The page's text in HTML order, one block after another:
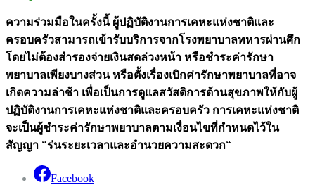
ความร่วมมือในครั้งนี้ ผู้ปฏิบัติงานการเคหะแห่งชาติและ
ครอบครัวสามารถเข้ารับบริการจากโรงพยาบาลทหารผ่านศึก
โดยไม่ต้องสำรองจ่ายเงินสดล่วงหน้า หรือชำระค่ารักษา
พยาบาลเพียงบางส่วน หรือตั้งเรื่องเบิกค่ารักษาพยาบาลที่อาจ
เกิดความล่าช้า เพื่อเป็นการดูแลสวัสดิการด้านสุขภาพให้กับผู้
ปฏิบัติงานการเคหะแห่งชาติและครอบครัว การเคหะแห่งชาติ
จะเป็นผู้ชำระค่ารักษาพยาบาลตามเงื่อนไขที่กำหนดไว้ใน
สัญญา “ร่นระยะเวลาและอำนวยความสะดวก“
Facebook